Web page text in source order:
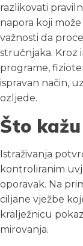
razlikovati
napora koji
važnosti da
stručnjaka. Kroz
programe,
ispravan način,
ozljede.
Što
Istraživanja
kontroliranim
oporavak. Na
ciljane vježbe
kralježnicu
mirovanja.